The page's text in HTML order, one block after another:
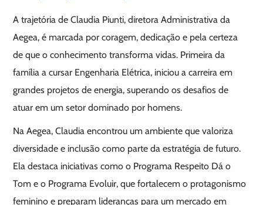
A trajetória de Claudia Piunti, diretora Administrativa da
Aegea, é marcada por coragem, dedicação e pela certeza
de que o conhecimento transforma vidas. Primeira da
família a cursar Engenharia Elétrica, iniciou a carreira em
grandes projetos de energia, superando os desafios de
atuar em um setor dominado por homens.
Na Aegea, Claudia encontrou um ambiente que valoriza
diversidade e inclusão como parte da estratégia de futuro.
Ela destaca iniciativas como o Programa Respeito Dá o
Tom e o Programa Evoluir, que fortalecem o protagonismo
feminino e preparam lideranças para um mercado em